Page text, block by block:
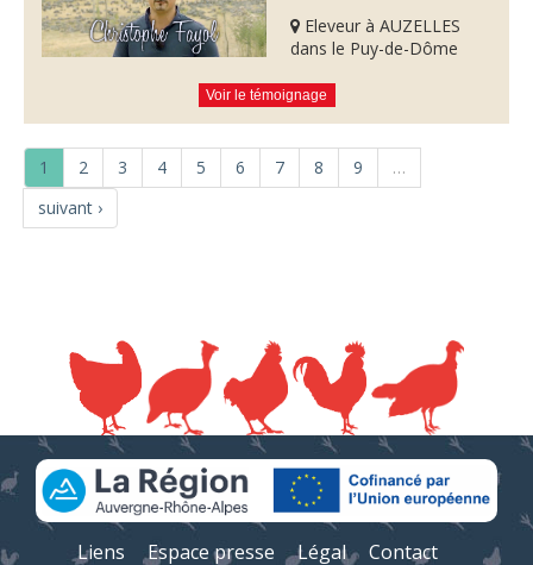
Eleveur à AUZELLES
dans le Puy-de-Dôme
Voir le témoignage
1 2 3 4 5 6 7 8 9
…
suivant ›
Liens Espace presse Légal Contact